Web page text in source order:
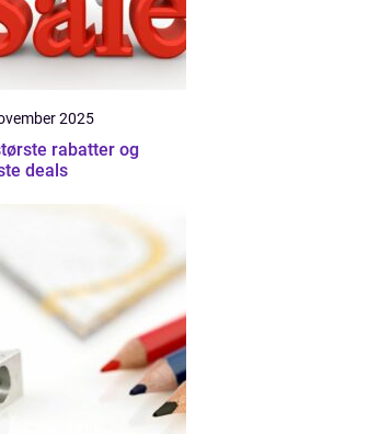
2025
rabatter og
deals